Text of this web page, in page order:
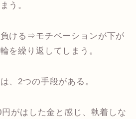
う。
ける⇒モチベーションが下が
を繰り返してしまう。
、2つの手段がある。
がはした金と感じ、執着しな